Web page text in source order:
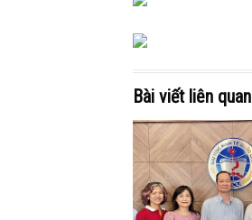
Bài viết liên quan